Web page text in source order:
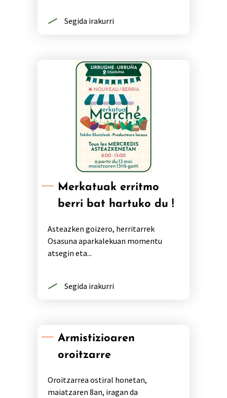
Segida irakurri
Merkatuak erritmo
berri bat hartuko du !
Asteazken goizero, herritarrek
Osasuna aparkalekuan momentu
atsegin eta...
Segida irakurri
Armistizioaren
oroitzarre
Oroitzarrea ostiral honetan,
maiatzaren 8an, iragan da